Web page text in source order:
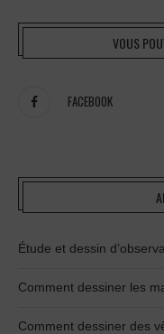
VOUS
FACEBOOK
Étude et dessin
Comment dessiner les
Comment dessiner des